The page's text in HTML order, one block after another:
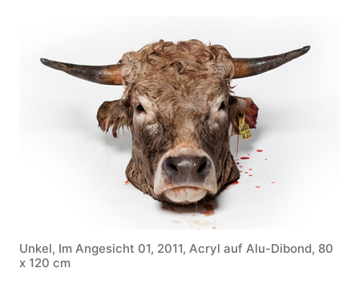
Unkel, Im Angesicht 01, 2011, Acryl auf Alu-Dibond, 80
x 120 cm